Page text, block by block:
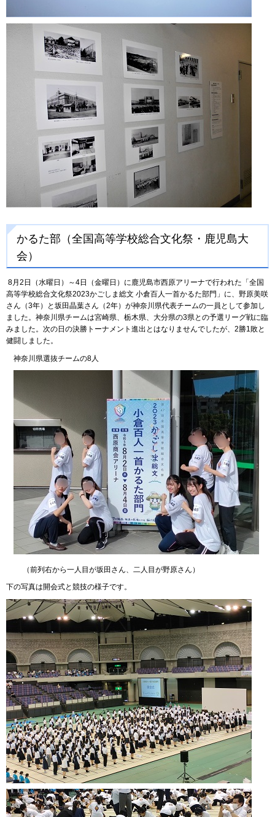
かるた部（全国高等学校総合文化祭・鹿児島大
会）
8月2日（水曜日）～4日（金曜日）に鹿児島市西原アリーナで行われた「全国
高等学校総合文化祭2023かごしま総文 小倉百人一首かるた部門」に、野原美咲
さん（3年）と坂田晶葉さん（2年）が神奈川県代表チームの一員として参加し
ました。神奈川県チームは宮崎県、栃木県、大分県の3県との予選リーグ戦に臨
みました。次の日の決勝トーナメント進出とはなりませんでしたが、2勝1敗と
健闘しました。
神奈川県選抜チームの8人
（前列右から一人目が坂田さん、二人目が野原さん）
下の写真は開会式と競技の様子です。